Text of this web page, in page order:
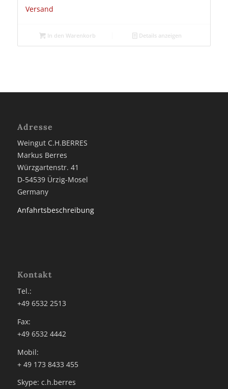
Versand
In den Warenkorb Details anzeigen
Adresse
Weingut C.H.BERRES
Markus Berres
Würzgartenstr. 41
D-54539 Ürzig-Mosel
Germany
Anfahrtsbeschreibung
Kontakt
Tel.:
+49 6532 2513
Fax:
+49 6532 4442
Mobil:
+ 49 173 8433 455
Skype: c.h.berres